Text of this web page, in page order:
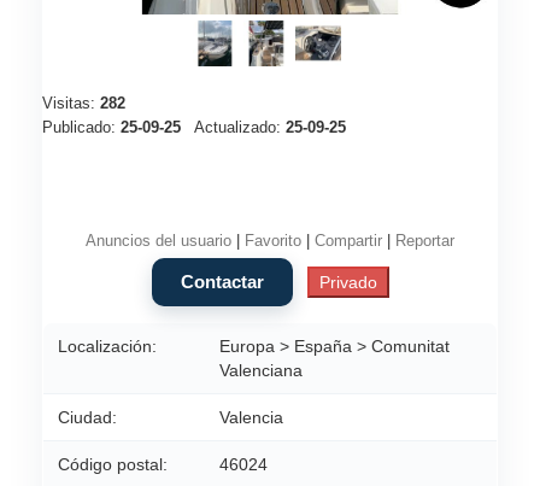
Visitas: 282
Publicado: 25-09-25 Actualizado: 25-09-25
Anuncios del usuario Favorito Compartir Reportar
Localización:
Europa > España > Comunitat
Valenciana
Ciudad: Valencia
Código postal: 46024